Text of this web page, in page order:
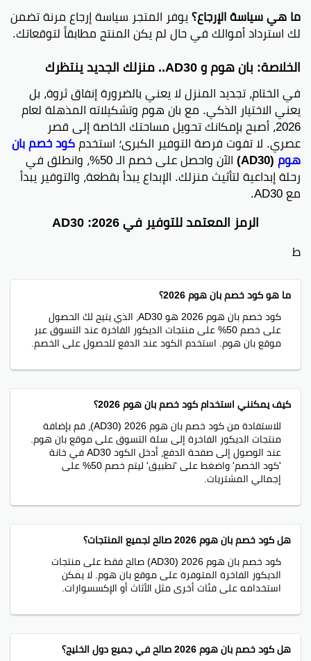
ما هي سياسة الإرجاع؟يوفر المتجر سياسة إرجاع مرنة تضمن
لك استرداد أموالك في حال لم يكن المنتج مطابقاً لتوقعاتك.
الخلاصة: بان هوم و AD30.. منزلك الجديد ينتظرك
في الختام، تجديد المنزل لا يعني بالضرورة إنفاق ثروة، بل
يعني الاختيار الذكي. مع بان هوم وتشكيلاته المذهلة لعام
2026، أصبح بإمكانك تحويل مساحتك الخاصة إلى قصر
عصري. لا تفوت فرصة التوفير الكبرى؛ استخدمكود خصم بان
هوم(AD30) الآن واحصل على خصم الـ 50%، وانطلق في
رحلة إبداعية لتأثيث منزلك. الإبداع يبدأ بقطعة، والتوفير يبدأ
مع AD30.
الرمز المعتمد للتوفير في 2026: AD30
ط
ما هو كود خصم بان هوم 2026؟
كود خصم بان هوم 2026 هو AD30، الذي يتيح لك الحصول
على خصم 50% على منتجات الديكور الفاخرة عند التسوق عبر
موقع بان هوم. استخدم الكود عند الدفع للحصول على الخصم.
كيف يمكنني استخدام كود خصم بان هوم 2026؟
للاستفادة من كود خصم بان هوم 2026 (AD30)، قم بإضافة
منتجات الديكور الفاخرة إلى سلة التسوق على موقع بان هوم.
عند الوصول إلى صفحة الدفع، أدخل الكود AD30 في خانة
'كود الخصم' واضغط على 'تطبيق' ليتم خصم 50% على
إجمالي المشتريات.
هل كود خصم بان هوم 2026 صالح لجميع المنتجات؟
كود خصم بان هوم 2026 (AD30) صالح فقط على منتجات
الديكور الفاخرة المتوفرة على موقع بان هوم. لا يمكن
استخدامه على فئات أخرى مثل الأثاث أو الإكسسوارات.
هل كود خصم بان هوم 2026 صالح في جميع دول الخليج؟